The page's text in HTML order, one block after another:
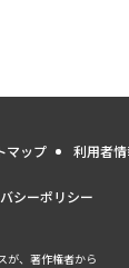
マップ 利用者
シーポリシー
が、著作権者から